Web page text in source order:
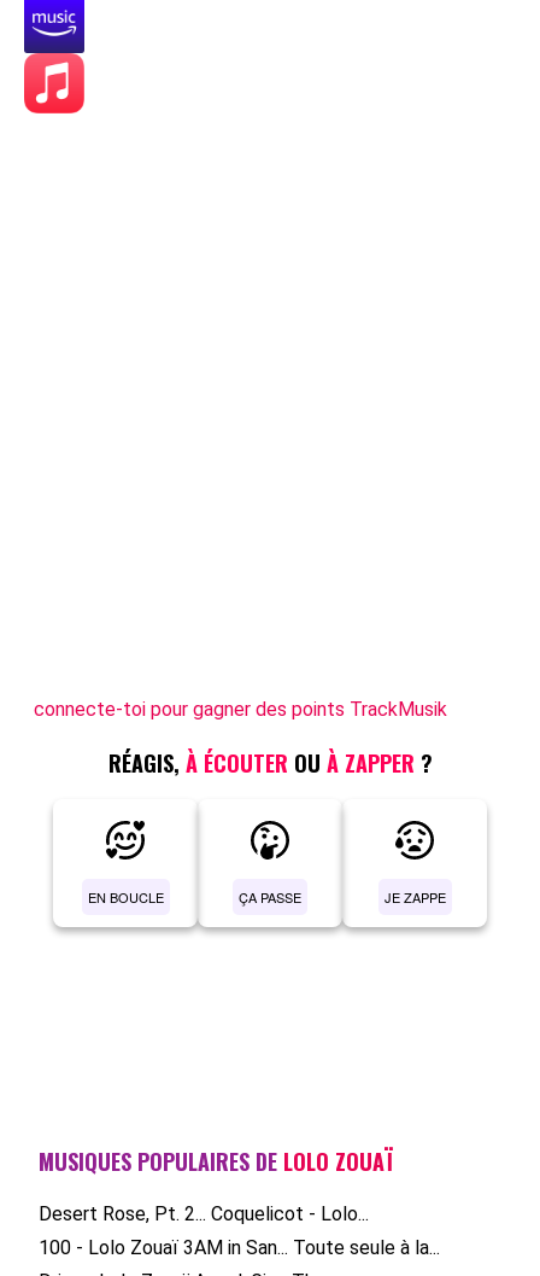
connecte-toi pour gagner des points TrackMusik
RÉAGIS, À ÉCOUTER OU À ZAPPER ?
EN BOUCLE ÇA PASSE JE ZAPPE
MUSIQUES POPULAIRES DE LOLO ZOUAÏ
Desert Rose, Pt. 2... Coquelicot - Lolo...
100 - Lolo Zouaï 3AM in San... Toute seule à la...